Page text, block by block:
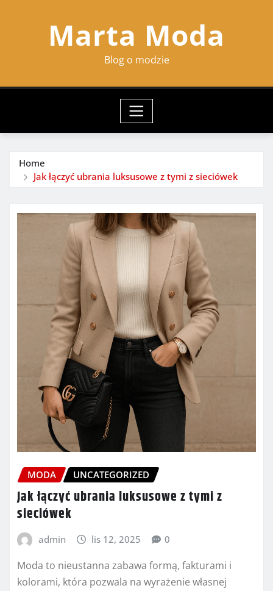
Marta Moda
Blog o modzie
Home
Jak łączyć ubrania luksusowe z tymi z sieciówek
MODA UNCATEGORIZED
Jak łączyć ubrania luksusowe z tymi z
sieciówek
admin lis 12, 2025 0
Moda to nieustanna zabawa formą, fakturami i
kolorami, która pozwala na wyrażenie własnej